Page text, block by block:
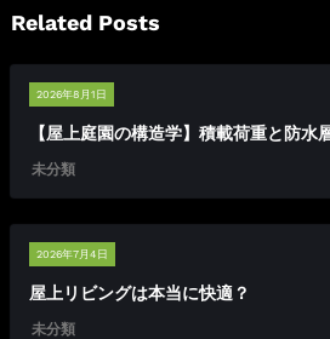
Related Posts
2026年8月1日
【屋上庭園の構造学】積載荷重と防水
未分類
2026年7月4日
屋上リビングは本当に快適？
未分類